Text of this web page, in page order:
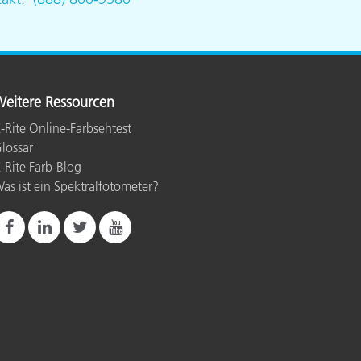
Ressourcen
Rite Online-Farbsehtest
Rite Farb-Blog
ist ein Spektralfotometer?